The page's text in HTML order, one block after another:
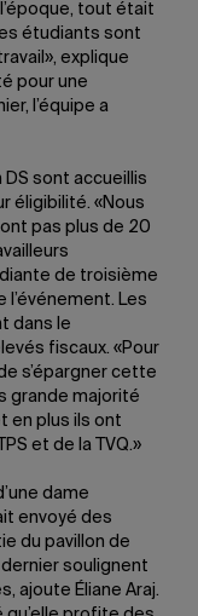
tout était
étudiants sont
explique
pour une
l’équipe a
sont accueillis
éligibilité. «Nous
pas plus de 20
de troisième
l’événement. Les
dans le
fiscaux. «Pour
s’épargner cette
grande majorité
en plus ils ont
et de la TVQ.»
dame
envoyé des
du pavillon de
dernier soulignent
ajoute Éliane Araj.